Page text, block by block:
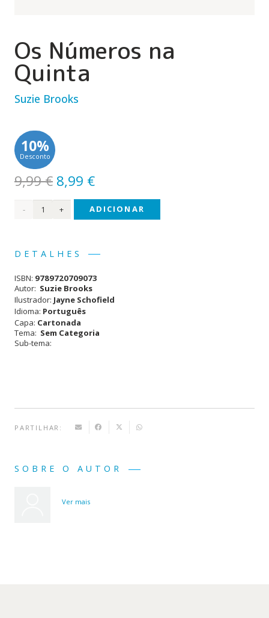
Os Números na
Quinta
Suzie Brooks
10%
Desconto
9,99€ O
preço
original
9,99 €.
8,99 €O
preço
atual
Quantidade
na
Quinta
ADICIONAR
DETALHES
ISBN: 9789720709073
Autor: Suzie Brooks
Ilustrador: Jayne Schofield
Idioma: Português
Capa: Cartonada
Tema: Sem Categoria
Sub-tema:
PARTILHAR:
SOBRE O AUTOR
Ver mais